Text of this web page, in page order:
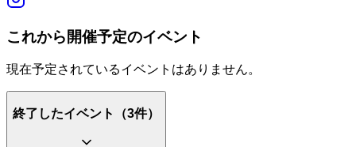
これから開催予定のイベント
現在予定されているイベントはありません。
終了したイベント（3件）